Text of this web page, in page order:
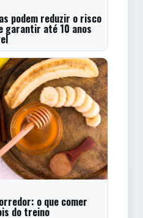
podem reduzir o risco
garantir até 10 anos
o que comer
do treino